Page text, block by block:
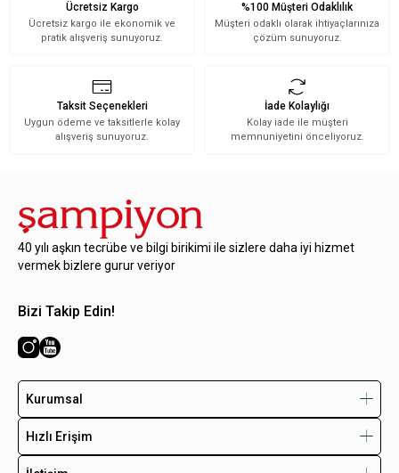
Ücretsiz Kargo
Ücretsiz kargo ile ekonomik ve
pratik alışveriş sunuyoruz.
%100 Müşteri Odaklılık
Müşteri odaklı olarak ihtiyaçlarınıza
çözüm sunuyoruz.
Taksit Seçenekleri
Uygun ödeme ve taksitlerle kolay
alışveriş sunuyoruz.
İade Kolaylığı
Kolay iade ile müşteri
memnuniyetini önceliyoruz.
40 yılı aşkın tecrübe ve bilgi birikimi ile sizlere daha iyi hizmet
vermek bizlere gurur veriyor
Bizi Takip Edin!
Kurumsal
Hızlı Erişim